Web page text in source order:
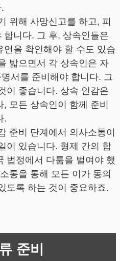
위해 사망신고를 하고, 피
니다. 그 후, 상속인들은
을 확인해야 할 수도 있습
밟으면서 각 상속인은 자
서를 준비해야 합니다. 그
이 좋습니다. 상속 인감은
모든 상속인이 함께 준비
.
준비 단계에서 의사소통이
이 있습니다. 형제 간의 합
법정에서 다툼을 벌여야 했
통을 통해 모든 이가 동의
도록 하는 것이 중요하죠.
준비